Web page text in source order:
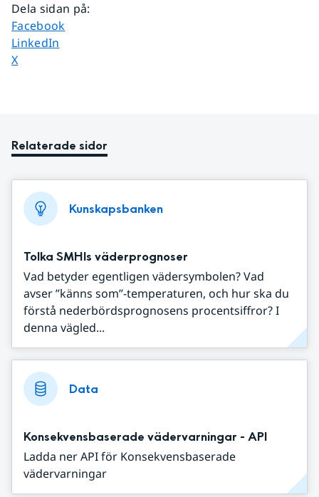
Dela sidan på:
Dela sidan på
Facebook
Dela sidan på
LinkedIn
Dela sidan på
X
Relaterade sidor
Kunskapsbanken
Tolka SMHIs väderprognoser
Vad betyder egentligen vädersymbolen? Vad
avser ”känns som”-temperaturen, och hur ska du
förstå nederbördsprognosens procentsiffror? I
denna vägled...
Data
Konsekvensbaserade vädervarningar - API
Ladda ner API för Konsekvensbaserade
vädervarningar